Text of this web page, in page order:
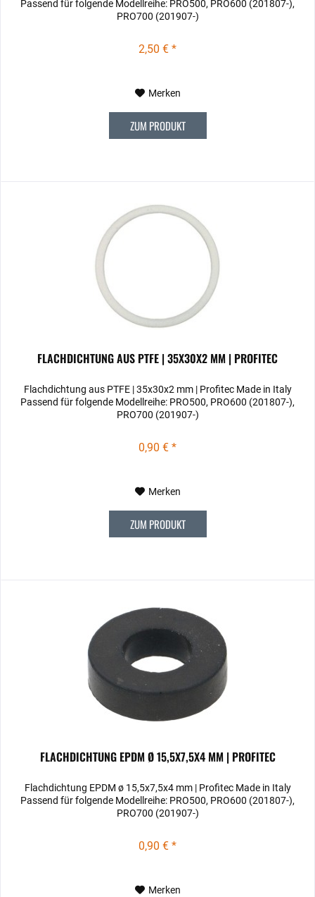
Passend für folgende Modellreihe: PRO500, PRO600 (201807-),
PRO700 (201907-)
2,50 € *
Merken
ZUM PRODUKT
FLACHDICHTUNG AUS PTFE | 35X30X2 MM | PROFITEC
Flachdichtung aus PTFE | 35x30x2 mm | Profitec Made in Italy
Passend für folgende Modellreihe: PRO500, PRO600 (201807-),
PRO700 (201907-)
0,90 € *
Merken
ZUM PRODUKT
FLACHDICHTUNG EPDM Ø 15,5X7,5X4 MM | PROFITEC
Flachdichtung EPDM ø 15,5x7,5x4 mm | Profitec Made in Italy
Passend für folgende Modellreihe: PRO500, PRO600 (201807-),
PRO700 (201907-)
0,90 € *
Merken